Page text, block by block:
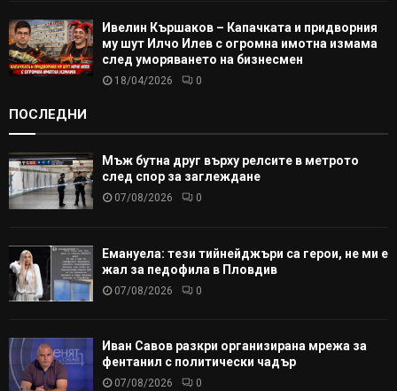
Ивелин Кършаков – Капачката и придворния
му шут Илчо Илев с огромна имотна измама
след уморяването на бизнесмен
18/04/2026 0
ПОСЛЕДНИ
Мъж бутна друг върху релсите в метрото
след спор за заглеждане
07/08/2026 0
Емануела: тези тийнейджъри са герои, не ми е
жал за педофила в Пловдив
07/08/2026 0
Иван Савов разкри организирана мрежа за
фентанил с политически чадър
07/08/2026 0